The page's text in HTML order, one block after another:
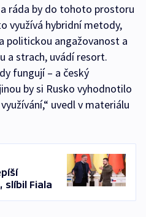
ráda by do tohoto prostoru
využívá hybridní metody,
politickou angažovanost a
a strach, uvádí resort.
fungují – a český
by si Rusko vyhodnotilo
uvedl v materiálu
slíbil Fiala